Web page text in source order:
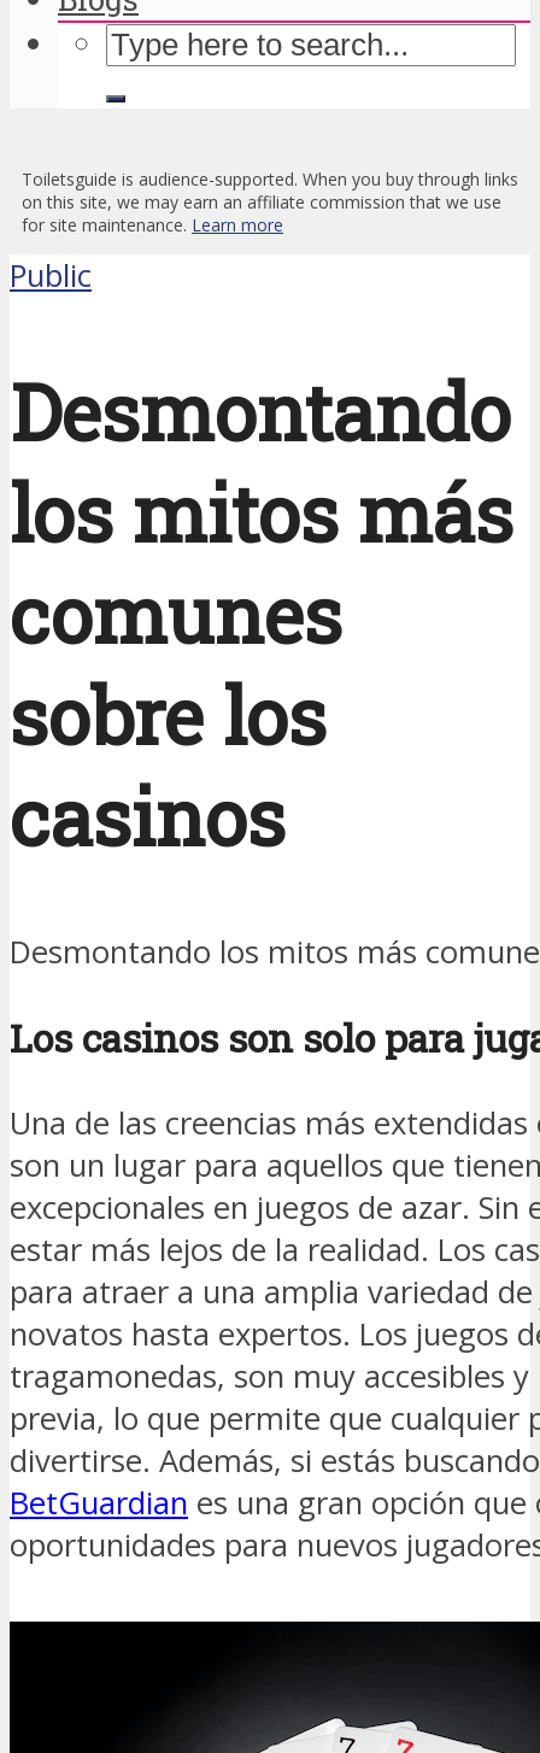
Toiletsguide is audience-supported. When you buy through links
on this site, we may earn an affiliate commission that we use
for site maintenance. Learn more
Public
Desmontando
los mitos más
comunes
sobre los
casinos
Desmontando los mitos más
Los casinos son solo para
Una de las creencias más
son un lugar para aquellos que
excepcionales en juegos de azar.
estar más lejos de la realidad. Los
para atraer a una amplia variedad
novatos hasta expertos. Los juegos
tragamonedas, son muy accesibles
previa, lo que permite que cualquier
divertirse. Además, si estás
BetGuardian es una gran opción
oportunidades para nuevos